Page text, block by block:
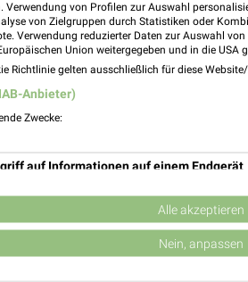
Verwendung von Profilen zur Auswahl
von Zielgruppen durch Statistiken oder
Verwendung reduzierter Daten zur Auswahl von
Union weitergegeben und in die USA
Richtlinie gelten ausschließlich für diese
Anbieter)
Zwecke:
auf Informationen auf einem Endgerät
Daten zur Auswahl von Werbeanzeigen
für personalisierte Werbung
Alle akzeptieren
Nein, anpassen